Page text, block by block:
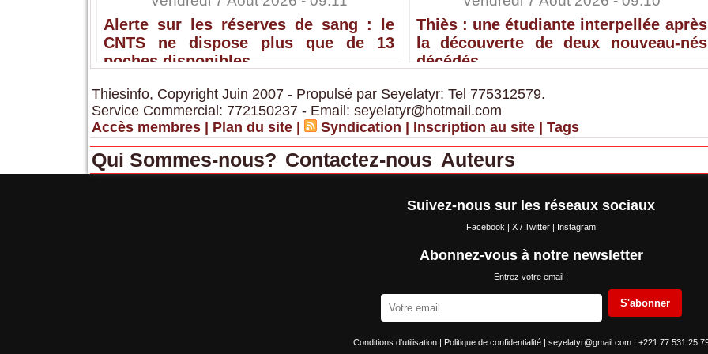
Alerte sur les réserves de sang : le
CNTS ne dispose plus que de 13
poches disponibles
Thiès : une étudiante interpellée après
la découverte de deux nouveau-nés
décédés
Thiesinfo, Copyright Juin 2007 - Propulsé par Seyelatyr: Tel 775312579.
Service Commercial: 772150237 - Email: seyelatyr@hotmail.com
Accès membres | Plan du site | Syndication | Inscription au site | Tags
Qui Sommes-nous? Contactez-nous Auteurs
Suivez-nous sur les réseaux sociaux
Facebook | X / Twitter | Instagram
Abonnez-vous à notre newsletter
Entrez votre email :
S'abonner
Conditions d'utilisation | Politique de confidentialité | seyelatyr@gmail.com | +221 77 531 25